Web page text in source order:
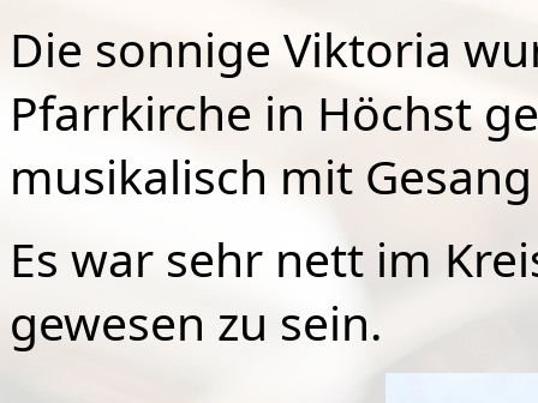
Die sonnige Viktoria
Pfarrkirche in Höchst
musikalisch mit
Es war sehr nett im
gewesen zu sein.